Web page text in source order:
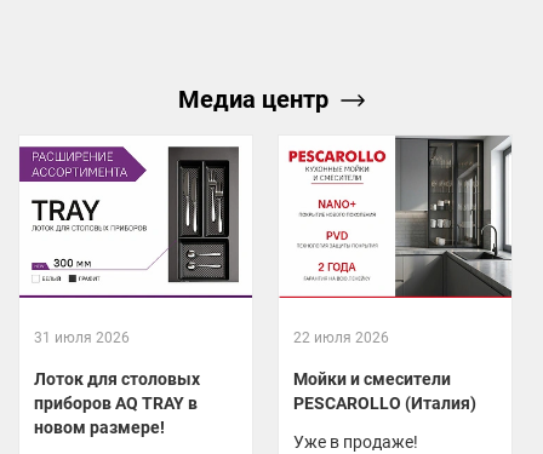
Медиа центр
31 июля 2026
Лоток для столовых
приборов AQ TRAY в
новом размере!
22 июля 2026
Мойки и смесители
PESCAROLLO (Италия)
Уже в продаже!